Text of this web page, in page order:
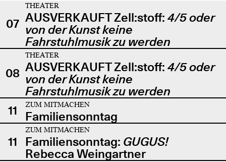
07
THEATER
AUSVERKAUFT Zell:stoff: 4/5 oder
von der Kunst keine
Fahrstuhlmusik zu werden
08
THEATER
AUSVERKAUFT Zell:stoff: 4/5 oder
von der Kunst keine
Fahrstuhlmusik zu werden
11
ZUM MITMACHEN
Familiensonntag
11
ZUM MITMACHEN
Familiensonntag: GUGUS!
Rebecca Weingartner